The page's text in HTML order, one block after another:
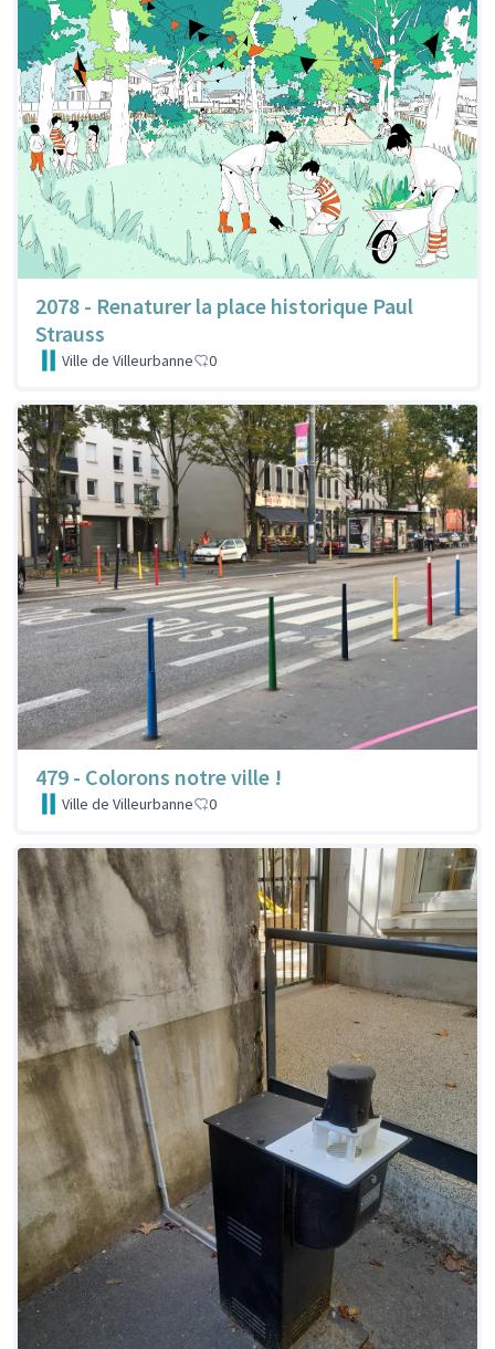
2078 - Renaturer la place historique Paul
Strauss
Ville de Villeurbanne 0
479 - Colorons notre ville !
Ville de Villeurbanne 0